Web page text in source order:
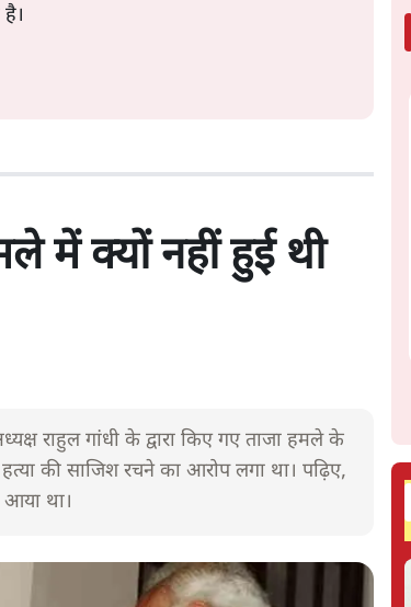
में क्यों नहीं हुई थी
राहुल गांधी के द्वारा किए गए ताजा हमले के
की साजिश रचने का आरोप लगा था। पढ़िए,
आया था।